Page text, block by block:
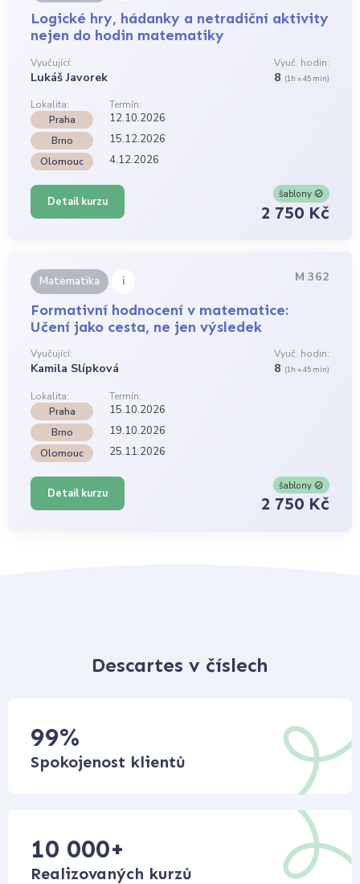
Logické hry, hádanky a netradiční aktivity
nejen do hodin matematiky
Vyučující:
Lukáš Javorek
Vyuč. hodin:
8 (1h = 45 min)
Lokalita:
Termín:
Praha
12.10.2026
Brno 15.12.2026
Olomouc 4.12.2026
Detail kurzu
šablony
2 750 Kč
Matematika i M 362
Formativní hodnocení v matematice:
Učení jako cesta, ne jen výsledek
Vyučující:
Kamila Slípková
Vyuč. hodin:
8 (1h = 45 min)
Lokalita:
Termín:
Praha
15.10.2026
Brno 19.10.2026
Olomouc 25.11.2026
Detail kurzu
šablony
2 750 Kč
Descartes v číslech
99%
Spokojenost klientů
10 000+
Realizovaných kurzů